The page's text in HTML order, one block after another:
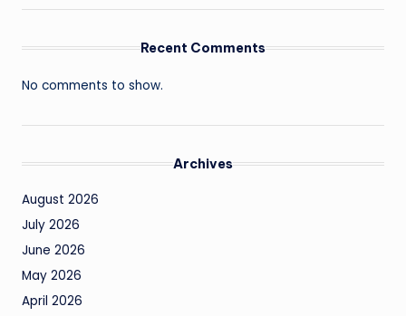
Recent Comments
No comments to show.
Archives
August 2026
July 2026
June 2026
May 2026
April 2026